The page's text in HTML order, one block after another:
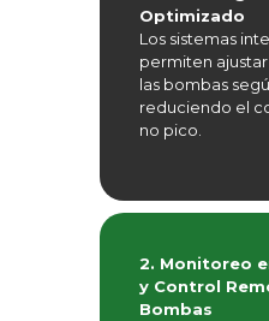
Optimizado
Los sistemas
permiten
las bombas
reduciendo el
no pico.
2. Monitoreo
y Control
Bombas